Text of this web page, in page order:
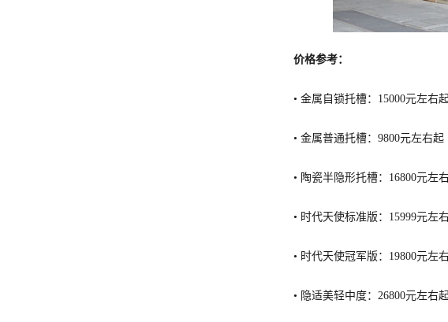
价格参考：
• 金属自锁托槽：15000元左右
• 金属普通托槽：9800元左右起
• 陶瓷半隐形托槽：16800元左
• 时代天使标准版：15999元左
• 时代天使冠军版：19800元左
• 隐适美轻中度：26800元左右